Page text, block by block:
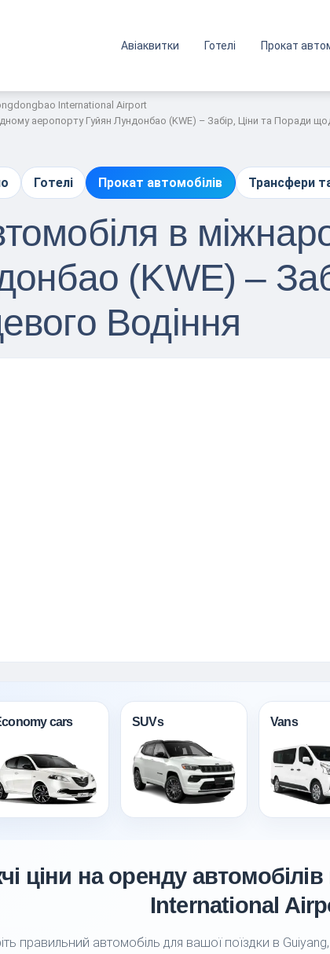
Авіаквитки Готелі Прокат
International Airport
аеропорту Гуйян Лундонбао (KWE) – Забір, Ціни та Поради
Готелі Прокат автомобілів Трансфери
в
(KWE) –
Водіння
cars SUVs Vans
ціни на оренду
International
правильний автомобіль для вашої поїздки в